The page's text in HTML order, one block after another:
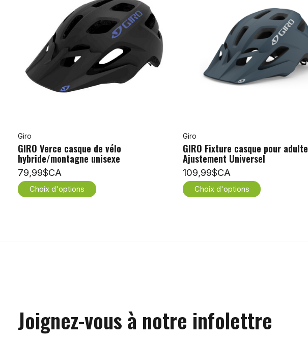
Giro
GIRO Verce casque de vélo
hybride/montagne unisexe
79,99$CA
Choix d'options
Giro
GIRO Fixture casque pour adulte
Ajustement Universel
109,99$CA
Choix d'options
Joignez-vous à notre infolettre